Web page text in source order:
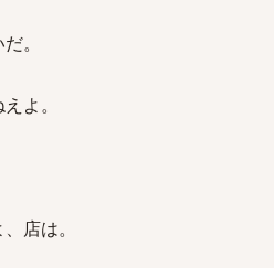
。
よ。
店は。